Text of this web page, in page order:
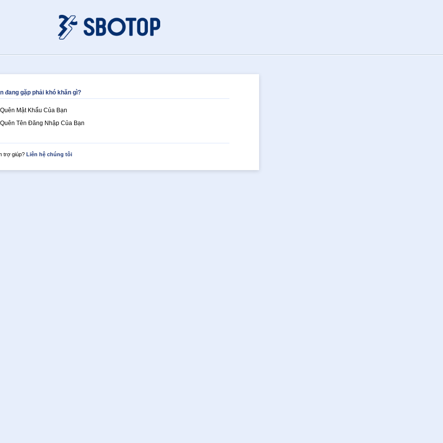
đang gặp phải khó khăn gì?
Quên Mật Khẩu Của Bạn
Quên Tên Đăng Nhập Của Bạn
trợ giúp? Liên hệ chúng tôi